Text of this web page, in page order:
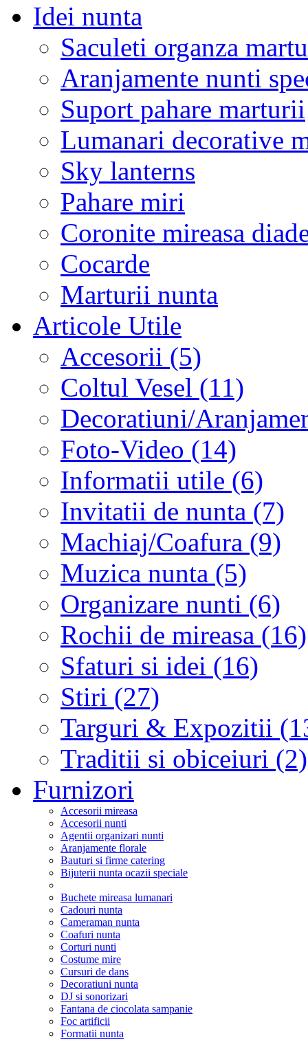
Idei nunta
Saculeti organza
Aranjamente nunti
Suport pahare marturii
Lumanari decorative
Sky lanterns
Pahare miri
Coronite mireasa
Cocarde
Marturii nunta
Articole Utile
Accesorii (5)
Coltul Vesel (11)
Decoratiuni/
Foto-Video (14)
Informatii utile (6)
Invitatii de nunta (7)
Machiaj/Coafura (9)
Muzica nunta (5)
Organizare nunti (6)
Rochii de mireasa (16)
Sfaturi si idei (16)
Stiri (27)
Targuri & Expozitii
Traditii si obiceiuri (2)
Furnizori
Accesorii mireasa
Accesorii nunti
Agentii organizari nunti
Aranjamente florale
Bauturi si firme catering
Bijuterii nunta ocazii speciale
Buchete mireasa lumanari
Cadouri nunta
Cameraman nunta
Coafuri nunta
Corturi nunti
Costume mire
Cursuri de dans
Decoratiuni nunta
DJ si sonorizari
Fantana de ciocolata sampanie
Foc artificii
Formatii nunta